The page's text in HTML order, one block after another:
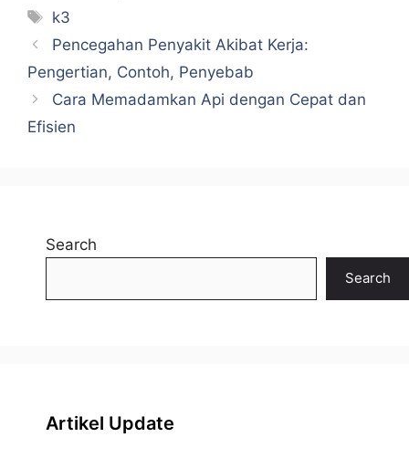
Tags
k3
Pencegahan Penyakit Akibat Kerja:
Pengertian, Contoh, Penyebab
Cara Memadamkan Api dengan Cepat dan
Efisien
Search
Search
Artikel Update